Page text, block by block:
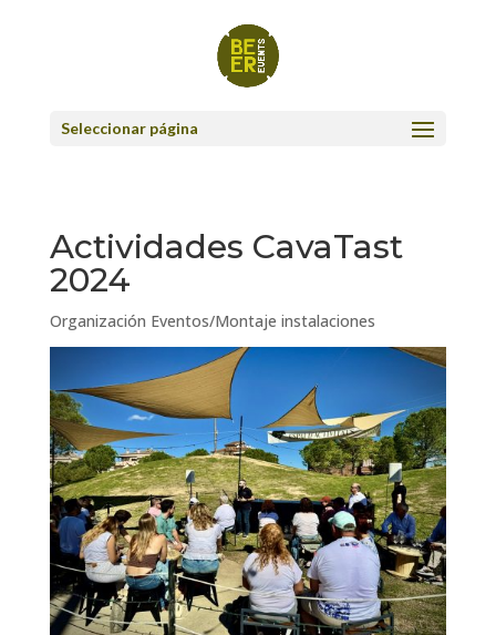
Seleccionar página
Actividades CavaTast
2024
Organización Eventos/Montaje instalaciones